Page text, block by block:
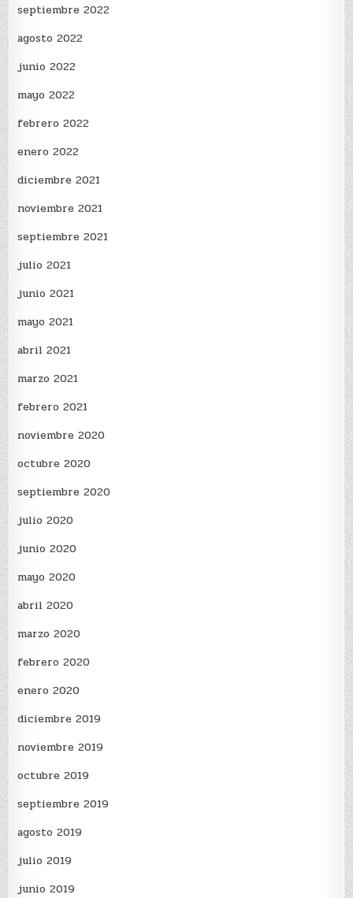
septiembre 2022
agosto 2022
junio 2022
mayo 2022
febrero 2022
enero 2022
diciembre 2021
noviembre 2021
septiembre 2021
julio 2021
junio 2021
mayo 2021
abril 2021
marzo 2021
febrero 2021
noviembre 2020
octubre 2020
septiembre 2020
julio 2020
junio 2020
mayo 2020
abril 2020
marzo 2020
febrero 2020
enero 2020
diciembre 2019
noviembre 2019
octubre 2019
septiembre 2019
agosto 2019
julio 2019
junio 2019